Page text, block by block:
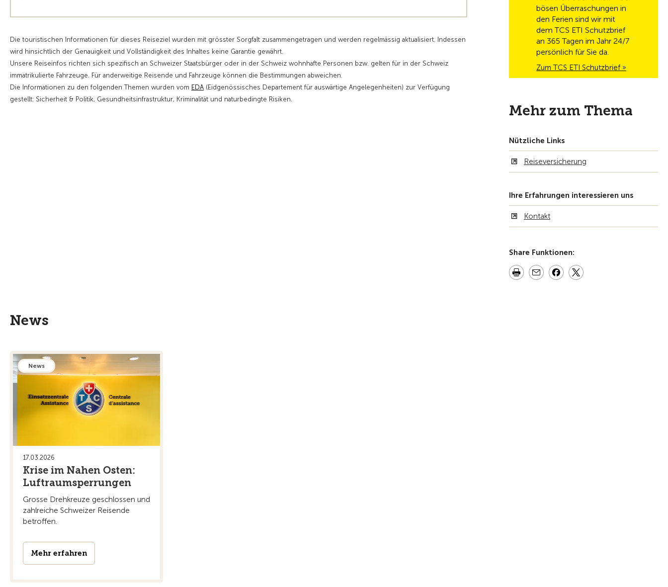
Die touristischen Informationen für dieses Reiseziel wurden mit grösster Sorgfalt zusammengetragen und werden regelmässig aktualisiert. Indessen
wird hinsichtlich der Genauigkeit und Vollständigkeit des Inhaltes keine Garantie gewährt.
Unsere Reiseinfos richten sich spezifisch an Schweizer Staatsbürger oder in der Schweiz wohnhafte Personen bzw. gelten für in der Schweiz
immatrikulierte Fahrzeuge. Für anderweitige Reisende und Fahrzeuge können die Bestimmungen abweichen.
Die Informationen zu den folgenden Themen wurden vom EDA (Eidgenössisches Departement für auswärtige Angelegenheiten) zur Verfügung
gestellt: Sicherheit & Politik, Gesundheitsinfrastruktur, Kriminalität und naturbedingte Risiken.
bösen Überraschungen in
den Ferien sind wir mit
dem TCS ETI Schutzbrief
an 365 Tagen im Jahr 24/7
persönlich für Sie da.
Zum TCS ETI Schutzbrief »
Mehr zum Thema
Nützliche Links
Reiseversicherung
Ihre Erfahrungen interessieren uns
Kontakt
Share Funktionen:
News
News
17.03.2026
Krise im Nahen Osten:
Luftraumsperrungen
Grosse Drehkreuze geschlossen und
zahlreiche Schweizer Reisende
betroffen.
Mehr erfahren